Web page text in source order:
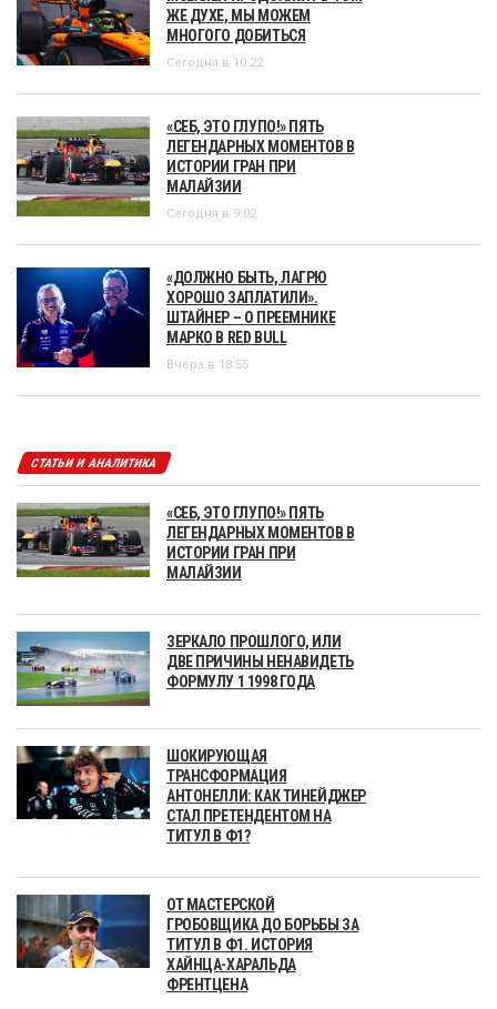
ЖЕ ДУХЕ, МЫ МОЖЕМ
МНОГОГО ДОБИТЬСЯ
Сегодня в 10:22
«СЕБ, ЭТО ГЛУПО!» ПЯТЬ
ЛЕГЕНДАРНЫХ МОМЕНТОВ В
ИСТОРИИ ГРАН ПРИ
МАЛАЙЗИИ
Сегодня в 9:02
«ДОЛЖНО БЫТЬ, ЛАГРЮ
ХОРОШО ЗАПЛАТИЛИ».
ШТАЙНЕР – О ПРЕЕМНИКЕ
МАРКО В RED BULL
Вчера в 18:55
СТАТЬИ И АНАЛИТИКА
«СЕБ, ЭТО ГЛУПО!» ПЯТЬ
ЛЕГЕНДАРНЫХ МОМЕНТОВ В
ИСТОРИИ ГРАН ПРИ
МАЛАЙЗИИ
ЗЕРКАЛО ПРОШЛОГО, ИЛИ
ДВЕ ПРИЧИНЫ НЕНАВИДЕТЬ
ФОРМУЛУ 1 1998 ГОДА
ШОКИРУЮЩАЯ
ТРАНСФОРМАЦИЯ
АНТОНЕЛЛИ: КАК ТИНЕЙДЖЕР
СТАЛ ПРЕТЕНДЕНТОМ НА
ТИТУЛ В Ф1?
ОТ МАСТЕРСКОЙ
ГРОБОВЩИКА ДО БОРЬБЫ ЗА
ТИТУЛ В Ф1. ИСТОРИЯ
ХАЙНЦА-ХАРАЛЬДА
ФРЕНТЦЕНА